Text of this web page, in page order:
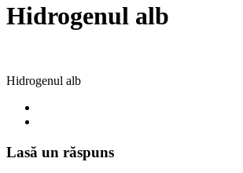
Hidrogenul alb
Hidrogenul alb
Lasă un răspuns